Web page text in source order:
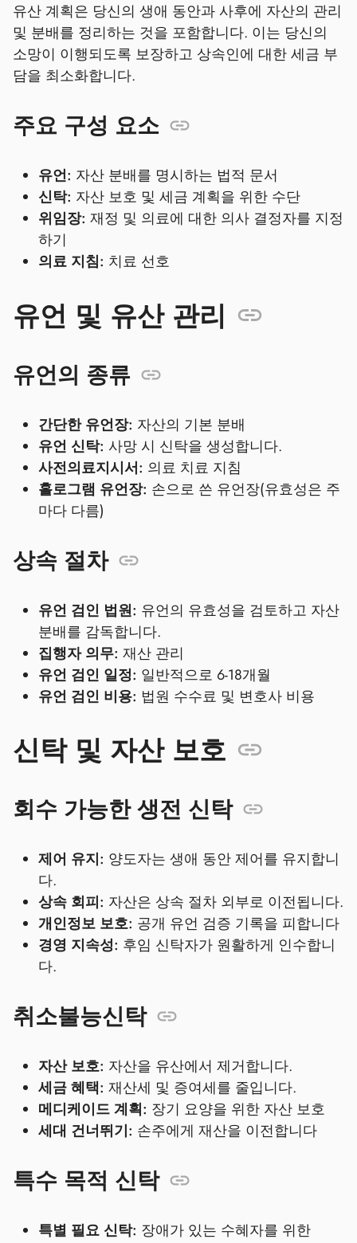
유산 계획은 당신의 생애 동안과 사후에 자산의 관리
및 분배를 정리하는 것을 포함합니다. 이는 당신의
소망이 이행되도록 보장하고 상속인에 대한 세금 부
담을 최소화합니다.
주요 구성 요소
유언: 자산 분배를 명시하는 법적 문서
신탁: 자산 보호 및 세금 계획을 위한 수단
위임장: 재정 및 의료에 대한 의사 결정자를 지정
하기
의료 지침: 치료 선호
유언 및 유산 관리
유언의 종류
간단한 유언장: 자산의 기본 분배
유언 신탁: 사망 시 신탁을 생성합니다.
사전의료지시서: 의료 치료 지침
홀로그램 유언장: 손으로 쓴 유언장(유효성은 주
마다 다름)
상속 절차
유언 검인 법원: 유언의 유효성을 검토하고 자산
분배를 감독합니다.
집행자 의무: 재산 관리
유언 검인 일정: 일반적으로 6-18개월
유언 검인 비용: 법원 수수료 및 변호사 비용
신탁 및 자산 보호
회수 가능한 생전 신탁
제어 유지: 양도자는 생애 동안 제어를 유지합니
다.
상속 회피: 자산은 상속 절차 외부로 이전됩니다.
개인정보 보호: 공개 유언 검증 기록을 피합니다
경영 지속성: 후임 신탁자가 원활하게 인수합니
다.
취소불능신탁
자산 보호: 자산을 유산에서 제거합니다.
세금 혜택: 재산세 및 증여세를 줄입니다.
메디케이드 계획: 장기 요양을 위한 자산 보호
세대 건너뛰기: 손주에게 재산을 이전합니다
특수 목적 신탁
특별 필요 신탁: 장애가 있는 수혜자를 위한